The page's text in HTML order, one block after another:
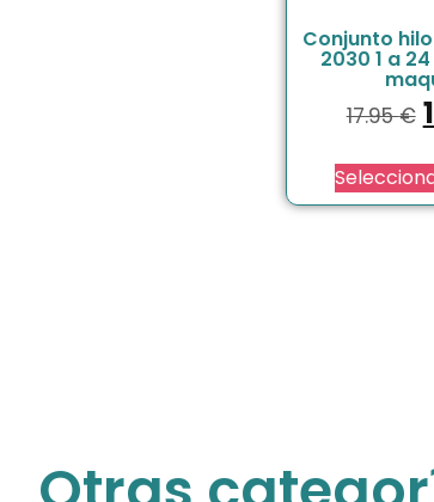
Conjunto
2030 1 a
17.95€